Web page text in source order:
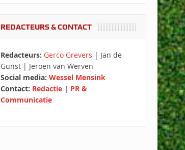
REDACTEURS & CONTACT
Redacteurs: Gerco Grevers | Jan de
Gunst | Jeroen van Werven
Social media: Wessel Mensink
Contact: Redactie| PR &
Communicatie